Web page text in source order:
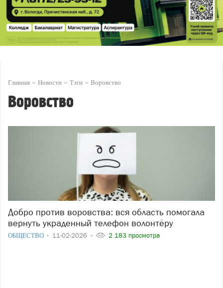
Главная Новости Тэги Воровство
Воровство
Добро против воровства: вся область помогала
вернуть украденный телефон волонтёру
ОБЩЕСТВО 11-02-2026 2 183 просмотра